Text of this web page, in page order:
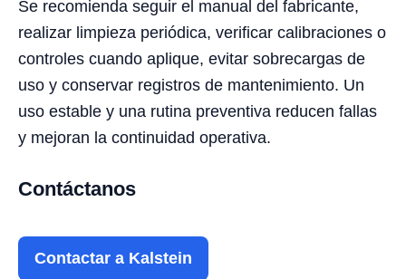
Se recomienda seguir el manual del fabricante,
realizar limpieza periódica, verificar calibraciones o
controles cuando aplique, evitar sobrecargas de
uso y conservar registros de mantenimiento. Un
uso estable y una rutina preventiva reducen fallas
y mejoran la continuidad operativa.
Contáctanos
Contactar a Kalstein